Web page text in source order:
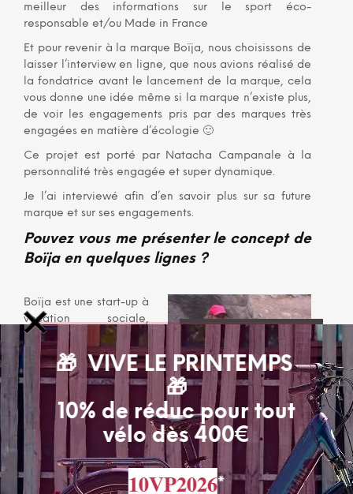
meilleur des informations sur le sport éco-
responsable et/ou Made in France
Et pour revenir à la marque Boïja, nous choisissons de
laisser l’interview en ligne, que nous avions réalisé de
la fondatrice avant le lancement de la marque, cela
vous donne une idée même si la marque n’existe plus,
de voir les engagements pris par des marques très
engagées en matière d’écologie 🙂
Ce projet est porté par Natacha Campanale à la
personnalité très engagée et super dynamique.
Je l’ai interviewé afin d’en savoir plus sur sa future
marque et sur ses engagements.
Pouvez vous me présenter le concept de
Boïja en quelques lignes ?
Natacha Campanale
Fondatrice de Boija
Boïja est une start-up à
vocation sociale,
solidaire et
responsable qui évolue
dans le domaine du
sport. Chez Boïja, nous
concevons,
développons et fabriquons en France des articles de
sport (vêtements, équipements et accessoires) éco-
conçus. Face aux problèmes environnementaux,
économiques et sociaux que nous connaissons tous :
pénurie d’eau, dégradation des sols, déforestation,
🎁 VIVE LE PRINTEMPS
🎁
10% de réduc pour tout
vélo dès 400€
10VP2026*